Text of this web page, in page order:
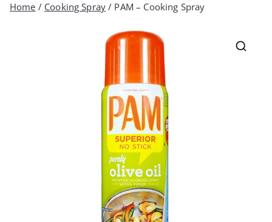
Home / Cooking Spray / PAM – Cooking Spray